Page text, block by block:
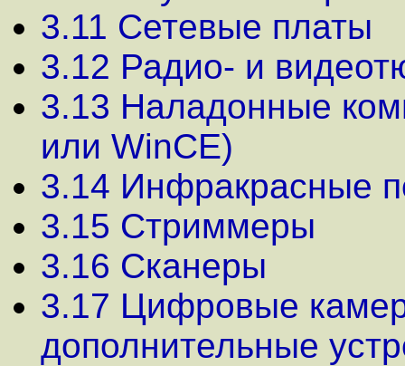
3.11 Сетевые платы
3.12 Радио- и
3.13 Наладонные
или WinCE)
3.14 Инфракрасные
3.15 Стриммеры
3.16 Сканеры
3.17 Цифровые
дополнительные